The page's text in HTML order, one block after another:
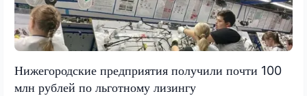
Нижегородские предприятия получили почти 100
млн рублей по льготному лизингу